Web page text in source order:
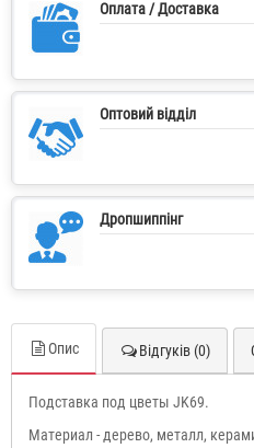
Оплата / Доставка
Оптовий відділ
Дропшиппінг
Опис Відгуків (0)
Подставка под цветы JK69.
Материал - дерево, металл,